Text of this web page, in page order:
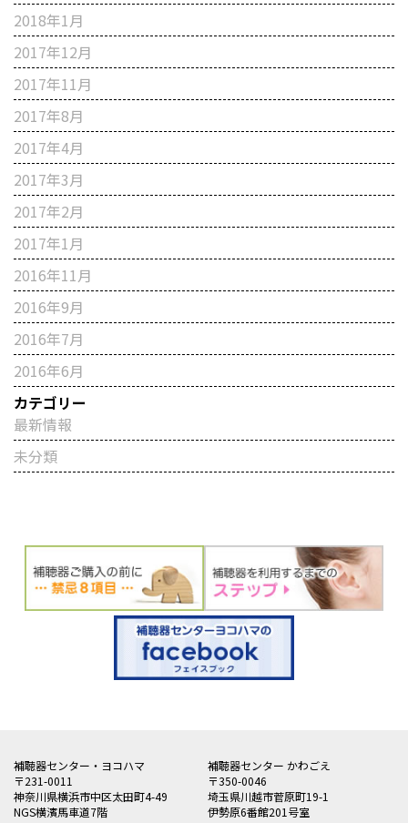
2018年1月
2017年12月
2017年11月
2017年8月
2017年4月
2017年3月
2017年2月
2017年1月
2016年11月
2016年9月
2016年7月
2016年6月
カテゴリー
最新情報
未分類
補聴器センター・ヨコハマ
〒231-0011
神奈川県横浜市中区太田町4-49
NGS横濱馬車道7階
補聴器センター かわごえ
〒350-0046
埼玉県川越市菅原町19-1
伊勢原6番館201号室